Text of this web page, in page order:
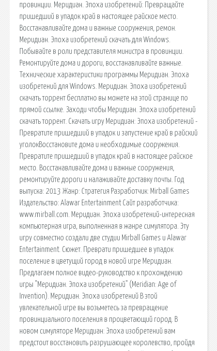
провинции. Меридиан. Эпоха изобретений: Превращайте
пришедший в упадок край в настоящее райское место.
Восстанавливайте дома и важные сооружения, ремон.
Меридиан. Эпоха изобретений скачать для Windows.
Побывайте в роли представителя министра в провинции.
Ремонтируйте дома и дороги, восстанавливайте важные.
Технические характеристики программы Меридиан. Эпоха
изобретений для Windows. Меридиан. Эпоха изобретений
скачать торрент бесплатно вы можете на этой странице по
прямой ссылке. Заходи чтобы Меридиан. Эпоха изобретений
скачать торрент. Скачать игру Меридиан: Эпоха изобретений -
Превратите пришедший в упадок и запустение край в райский
уголокВосстановите дома и необходимые сооружения.
Превратите пришедший в упадок край в настоящее райское
место. Восстанавливайте дома и важные сооружения,
ремонтируйте дороги и налаживайте доставку почты. Год
выпуска: 2013 Жанр: Стратегия Разработчик: Mirball Games
Издательство: Alawar Entertainment Сайт разработчика:
www.mirball.com. Меридиан. Эпоха изобретений-интересная
компьютерная игра, выполненная в жанре симулятора. Эту
игру совместно создали две студии Mirball Games и Alawar
Entertainment. Сюжет. Преврати пришедшее в упадок
поселение в цветущий город в новой игре Меридиан.
Предлагаем полное видео-руководство к прохождению
игры "Меридиан. Эпоха изобретений" (Meridian: Age of
Invention). Меридиан. Эпоха изобретений В этой
увлекательной игре вы возьметесь за превращение
провинциального поселения в процветающий город. В
новом симуляторе Меридиан: Эпоха изобретений вам
предстоит восстановить разрушающее королевство, пройдя